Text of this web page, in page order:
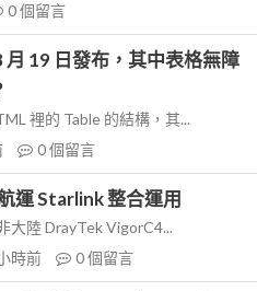
0個留言
19 日發布，其中表格無障
裡的 Table 的結構，其...
0個留言
運 Starlink 整合運用
大陸 DrayTek VigorC4...
時前 0個留言